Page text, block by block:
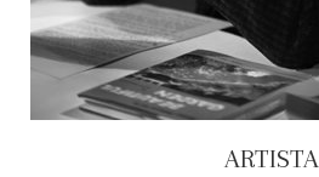
ARTISTA